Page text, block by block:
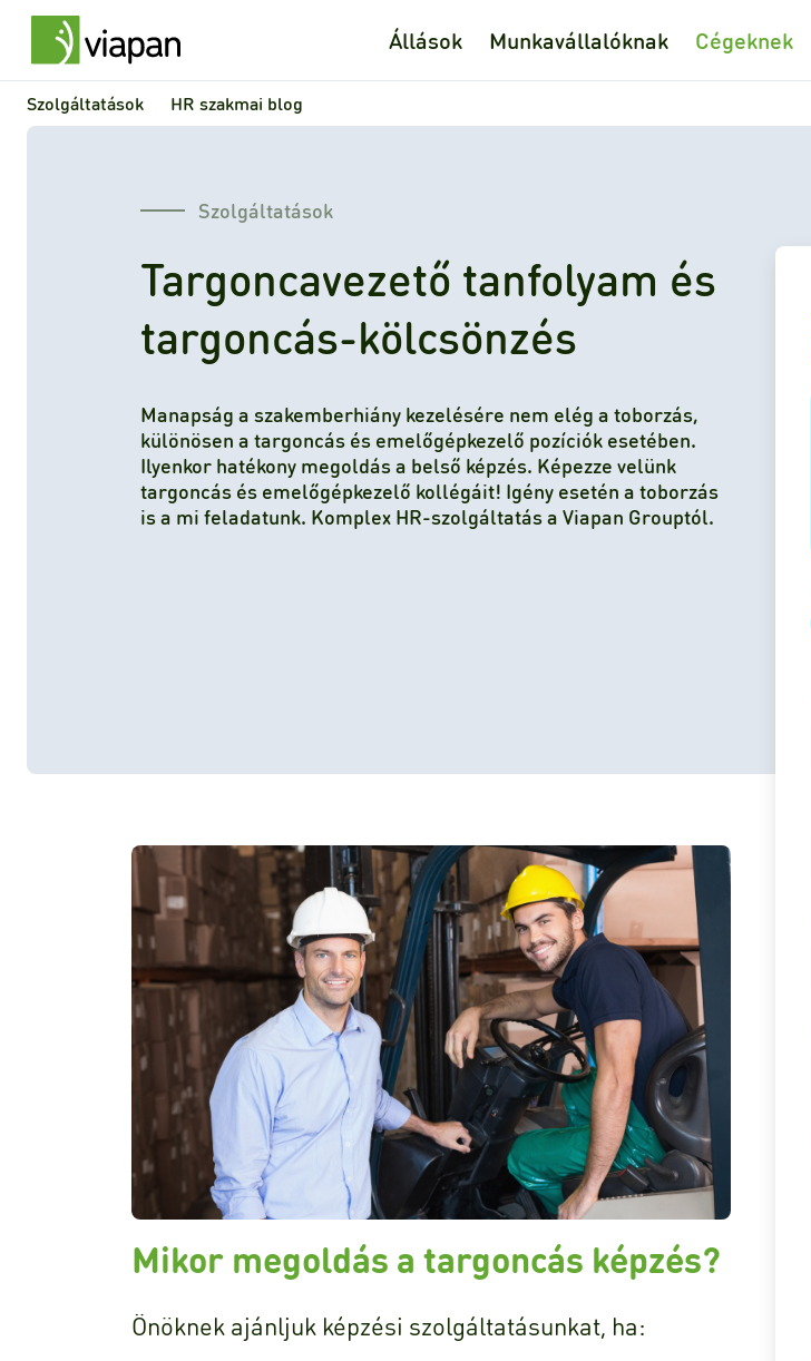
Állások Munkavállalóknak Cégeknek
Szolgáltatások HR szakmai blog
Szolgáltatások
Targoncavezető tanfolyam és
targoncás-kölcsönzés
Manapság a szakemberhiány kezelésére nem elég a toborzás,
különösen a targoncás és emelőgépkezelő pozíciók esetében.
Ilyenkor hatékony megoldás a belső képzés. Képezze velünk
targoncás és emelőgépkezelő kollégáit! Igény esetén a toborzás
is a mi feladatunk. Komplex HR-szolgáltatás a Viapan Grouptól.
Mikor megoldás a targoncás képzés?
Önöknek ajánljuk képzési szolgáltatásunkat, ha: